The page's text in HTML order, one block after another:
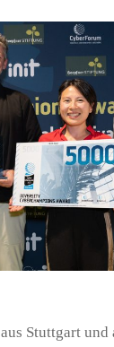
aus Stuttgart und